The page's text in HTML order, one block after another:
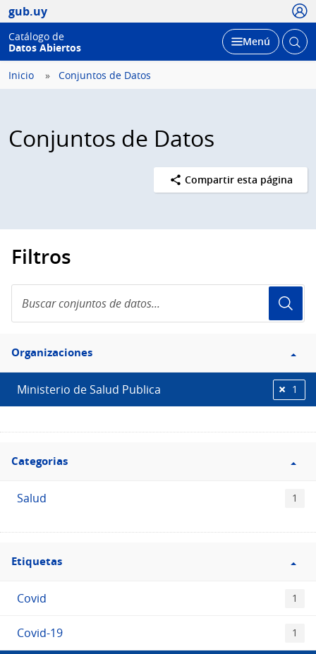
gub.uy
Catálogo de
Datos Abiertos
Desplegar
Menú Abrir
Inicio Conjuntos de Datos
Conjuntos de Datos
Compartir esta página
Filtros
conjuntos
de
Filtro
Organizaciones
Organizaciones
Ministerio de Salud Publica 1
Filtro
Categorias
Categorias
Salud 1
Filtro
Etiquetas
Etiquetas
Covid 1
Covid-19 1